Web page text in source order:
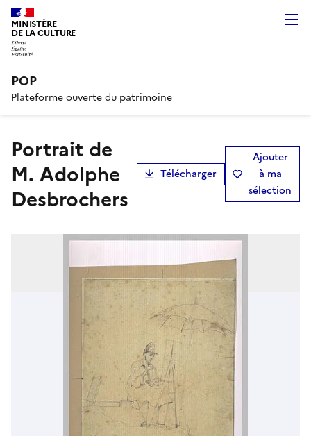
MINISTÈRE
DE LA CULTURE
POP
Plateforme ouverte du patrimoine
Portrait de
M. Adolphe
Desbrochers
Télécharger
Ajouter
à ma
sélection